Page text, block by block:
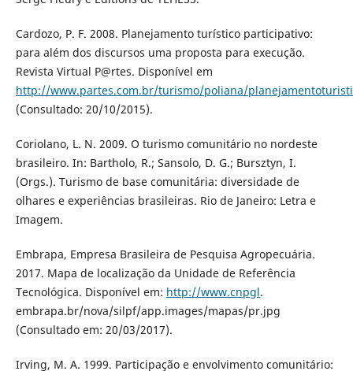
Cardozo, P. F. 2008. Planejamento turístico participativo:
para além dos discursos uma proposta para execução.
Revista Virtual P@rtes. Disponível em
http://www.partes.com.br/turismo/poliana/
(Consultado: 20/10/2015).
Coriolano, L. N. 2009. O turismo comunitário no nordeste
brasileiro. In: Bartholo, R.; Sansolo, D. G.; Bursztyn, I.
(Orgs.). Turismo de base comunitária: diversidade de
olhares e experiências brasileiras. Rio de Janeiro: Letra e
Imagem.
Embrapa, Empresa Brasileira de Pesquisa Agropecuária.
2017. Mapa de localização da Unidade de Referência
Tecnológica. Disponível em: http://www.cnpgl.
embrapa.br/nova/silpf/app.images/mapas/pr.jpg
(Consultado em: 20/03/2017).
Irving, M. A. 1999. Participação e envolvimento comunitário: